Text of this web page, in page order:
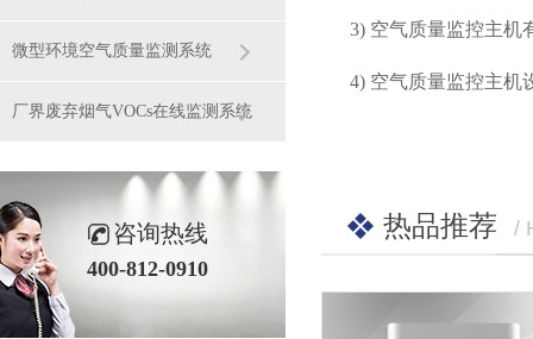
微型环境空气质量监测系统
厂界废弃烟气VOCs在线监测系统
咨询热线
400-812-0910
3) 空气质量监控主机有
4) 空气质量监控主机设
热品推荐 /